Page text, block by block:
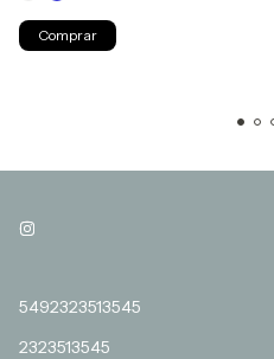
Comprar
5492323513545
2323513545